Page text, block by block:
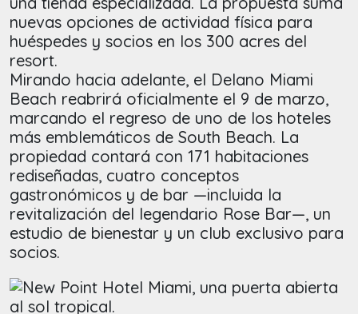
nuevas opciones de actividad física para
huéspedes y socios en los 300 acres del
resort.
Mirando hacia adelante, el Delano Miami
Beach reabrirá oficialmente el 9 de marzo,
marcando el regreso de uno de los hoteles
más emblemáticos de South Beach. La
propiedad contará con 171 habitaciones
rediseñadas, cuatro conceptos
gastronómicos y de bar —incluida la
revitalización del legendario Rose Bar—, un
estudio de bienestar y un club exclusivo para
socios.